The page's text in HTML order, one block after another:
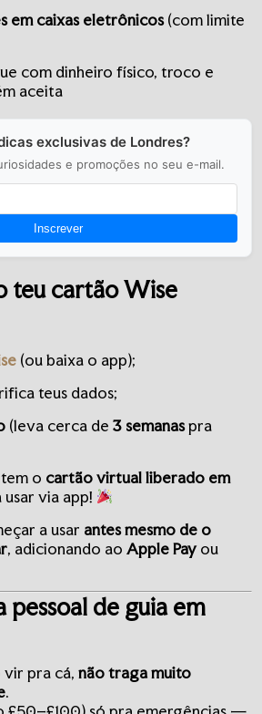
em caixas eletrônicos(com limite
com dinheiro físico, troco e
aceita
exclusivas de Londres?
e promoções no seu e-mail.
Inscrever
teu cartão Wise
(ou baixa o app);
teus dados;
(leva cerca de3 semanaspra
o cartão virtual liberado em
via app!
a usar antes mesmo de o
, adicionando aoApple Payou
pessoal de guia em
vir pra cá,não traga muito
.